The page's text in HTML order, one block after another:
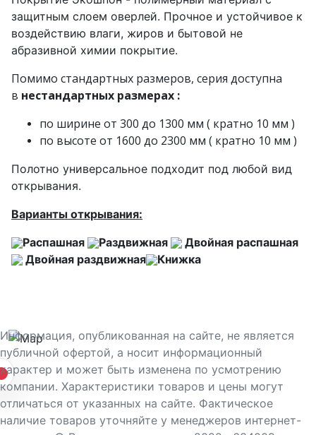
защитным слоем оверлей. Прочное и устойчивое к
воздействию влаги, жиров и бытовой не
абразивной химии покрытие.
Помимо стандартных размеров, серия доступна
в нестандартных размерах :
по ширине от 300 до 1300 мм ( кратно 10 мм )
по высоте от 1600 до 2300 мм ( кратно 10 мм )
Полотно универсальное подходит под любой вид
открывания.
Варианты открывания:
Распашная
Раздвижная
Двойная распашная
Двойная раздвижная
Книжка
Информация, опубликованная на сайте, не является
публичной офертой, а носит информационный
характер и может быть изменена по усмотрению
компании. Характеристики товаров и цены могут
отличаться от указанных на сайте. Фактическое
наличие товаров уточняйте у менеджеров интернет-